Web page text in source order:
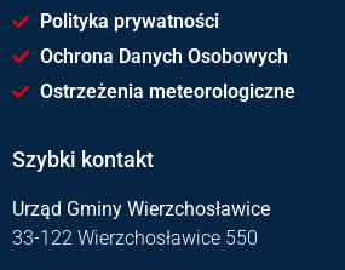
Polityka prywatności
Ochrona Danych Osobowych
Ostrzeżenia meteorologiczne
Szybki kontakt
Urząd Gminy Wierzchosławice
33-122 Wierzchosławice 550